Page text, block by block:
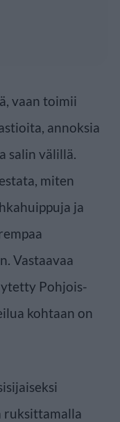
vaan toimii
annoksia
salin välillä.
miten
ja
Vastaavaa
Pohjois-
kohtaan on
ruksittamalla